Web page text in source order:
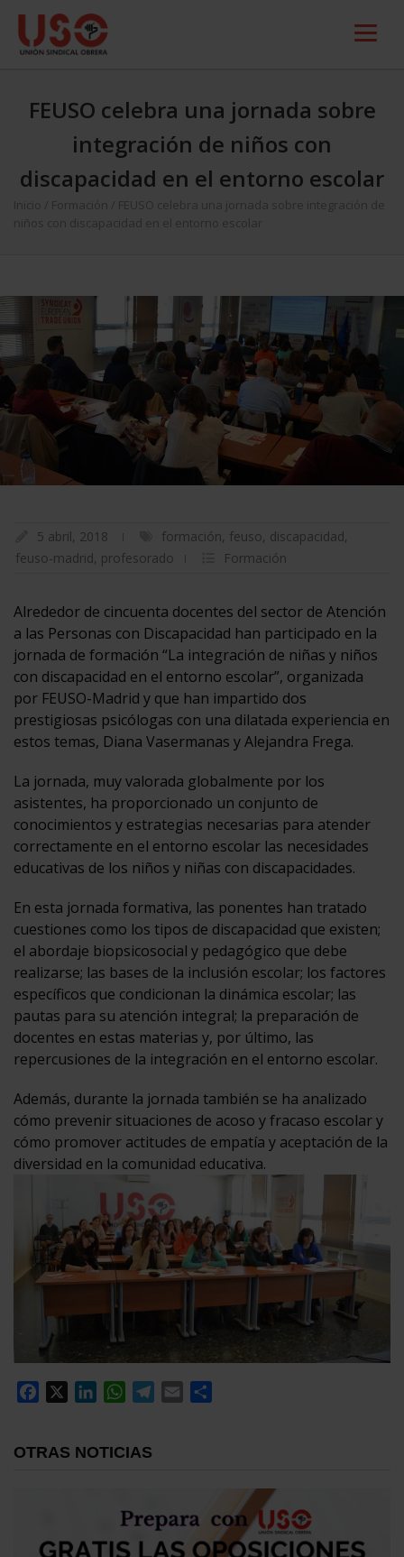
FEUSO celebra una jornada sobre
integración de niños con
discapacidad en el entorno escolar
Inicio Formación
FEUSO celebra una jornada sobre integración de
niños con discapacidad en el entorno escolar
5 abril, 2018 formación, feuso, discapacidad,
feuso-madrid, profesorado Formación
Alrededor de cincuenta docentes del sector de Atención
a las Personas con Discapacidad han participado en la
jornada de formación “La integración de niñas y niños
con discapacidad en el entorno escolar”, organizada
por FEUSO-Madrid y que han impartido dos
prestigiosas psicólogas con una dilatada experiencia en
estos temas, Diana Vasermanas y Alejandra Frega.
La jornada, muy valorada globalmente por los
asistentes, ha proporcionado un conjunto de
conocimientos y estrategias necesarias para atender
correctamente en el entorno escolar las necesidades
educativas de los niños y niñas con discapacidades.
En esta jornada formativa, las ponentes han tratado
cuestiones como los tipos de discapacidad que existen;
el abordaje biopsicosocial y pedagógico que debe
realizarse; las bases de la inclusión escolar; los factores
específicos que condicionan la dinámica escolar; las
pautas para su atención integral; la preparación de
docentes en estas materias y, por último, las
repercusiones de la integración en el entorno escolar.
Además, durante la jornada también se ha analizado
cómo prevenir situaciones de acoso y fracaso escolar y
cómo promover actitudes de empatía y aceptación de la
diversidad en la comunidad educativa.
Facebook LinkedInWhatsApp
Telegram
Email
OTRAS NOTICIAS